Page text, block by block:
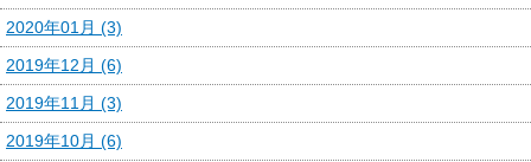
2020年01月 (3)
2019年12月 (6)
2019年11月 (3)
2019年10月 (6)